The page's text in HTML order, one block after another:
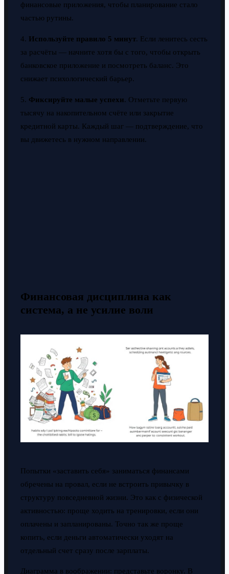
финансовые приложения, чтобы планирование стало
частью рутины.
4. Используйте правило 5 минут. Если ленитесь сесть
за расчёты — начните хотя бы с того, чтобы открыть
банковское приложение и посмотреть баланс. Это
снижает психологический барьер.
5. Фиксируйте малые успехи. Отметьте первую
тысячу на накопительном счёте или закрытие
кредитной карты. Каждый шаг — подтверждение, что
вы движетесь в нужном направлении.
Финансовая дисциплина как
система, а не усилие воли
Попытки «заставить себя» заниматься финансами
обречены на провал, если не встроить привычку в
структуру повседневной жизни. Это как с физической
активностью: проще ходить на тренировки, если они
оплачены и запланированы. Точно так же проще
копить, если деньги автоматически уходят на
отдельный счет сразу после зарплаты.
Диаграмма в воображении: представьте воронку. В